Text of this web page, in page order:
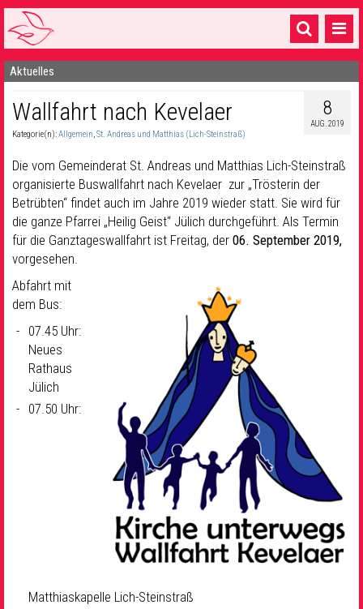
Startseite
1 Pfarrei
16 Gemeinden & mehr
Gottesdienste & Sinnsuche
Sakramente & Feste
Gemeinschaft & Soziales
Seelsorge & Kontakt
Aktuelles
8
AUG. 2019
Wallfahrt nach Kevelaer
Kategorie(n):Allgemein,St. Andreas und Matthias (Lich-Steinstraß)
Die vom Gemeinderat St. Andreas und Matthias Lich-Steinstraß
organisierte Buswallfahrt nach Kevelaer zur „Trösterin der
Betrübten“ findet auch im Jahre 2019 wieder statt. Sie wird für
die ganze Pfarrei „Heilig Geist“ Jülich durchgeführt. Als Termin
für die Ganztageswallfahrt ist Freitag, der 06. September 2019,
vorgesehen.
Abfahrt mit
dem Bus:
07.45 Uhr:
Neues
Rathaus
Jülich
07.50 Uhr:
Matthiaskapelle Lich-Steinstraß